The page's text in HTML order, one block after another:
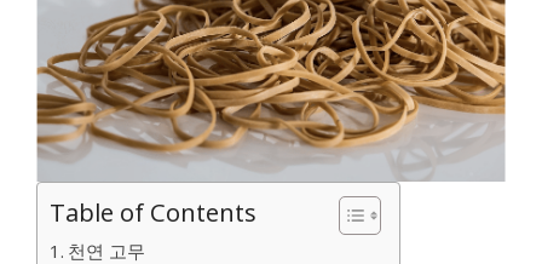
Table of Contents
천연 고무